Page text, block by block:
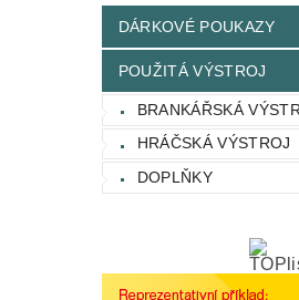
DÁRKOVÉ POUKAZY
POUŽITÁ VÝSTROJ
BRANKÁŘSKÁ
HRÁČSKÁ VÝSTROJ
DOPLŇKY